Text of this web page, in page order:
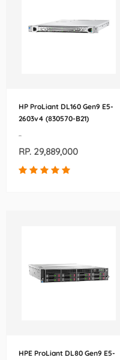
HP ProLiant DL160 Gen9 E5-
2603v4 (830570-B21)
-
RP. 29,889,000
HPE ProLiant DL80 Gen9 E5-